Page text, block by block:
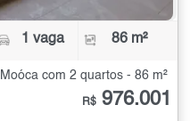
1 vaga 86 m²
com 2 quartos - 86 m²
R$ 976.001